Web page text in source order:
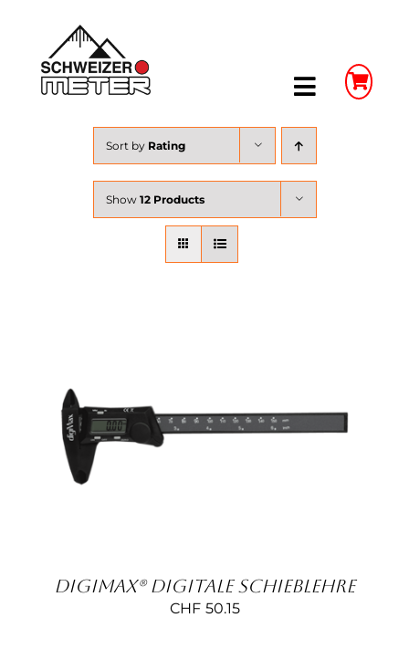
content
Toggle
LongLife Meterstäbe
Kontakt
Sort by Rating
Show 12 Products
IN DEN WARENKORB
DigiMax® Digitale Schieblehre
CHF 50.15